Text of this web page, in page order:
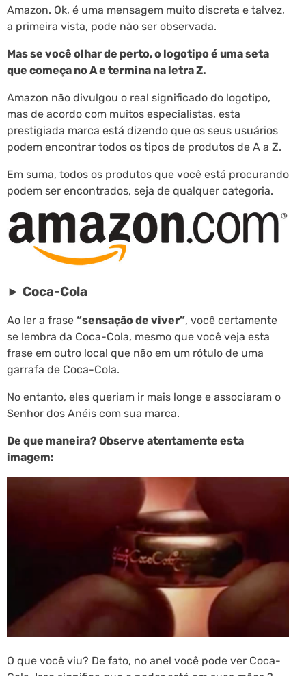
Amazon. Ok, é uma mensagem muito discreta e talvez,
a primeira vista, pode não ser observada.
Mas se você olhar de perto, o logotipo é uma seta
que começa no A e termina na letra Z.
Amazon não divulgou o real significado do logotipo,
mas de acordo com muitos especialistas, esta
prestigiada marca está dizendo que os seus usuários
podem encontrar todos os tipos de produtos de A a Z.
Em suma, todos os produtos que você está procurando
podem ser encontrados, seja de qualquer categoria.
► Coca-Cola
Ao ler a frase “sensação de viver”, você certamente
se lembra da Coca-Cola, mesmo que você veja esta
frase em outro local que não em um rótulo de uma
garrafa de Coca-Cola.
No entanto, eles queriam ir mais longe e associaram o
Senhor dos Anéis com sua marca.
De que maneira? Observe atentamente esta
imagem:
O que você viu? De fato, no anel você pode ver Coca-